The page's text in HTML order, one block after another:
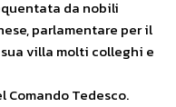
da nobili
parlamentare per il
villa molti colleghi e
Comando Tedesco.